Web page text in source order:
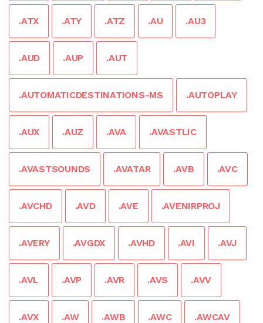
.ATX .ATY .ATZ .AU .AU3
.AUD .AUP .AUT
.AUTOMATICDESTINATIONS-MS .AUTOPLAY
.AUX .AUZ .AVA .AVASTLIC
.AVASTSOUNDS .AVATAR .AVB .AVC
.AVCHD .AVD .AVE .AVENIRPROJ
.AVERY .AVGDX .AVHD .AVI .AVJ
.AVL .AVP .AVR .AVS .AVV
.AVX .AW .AWB .AWC .AWCAV